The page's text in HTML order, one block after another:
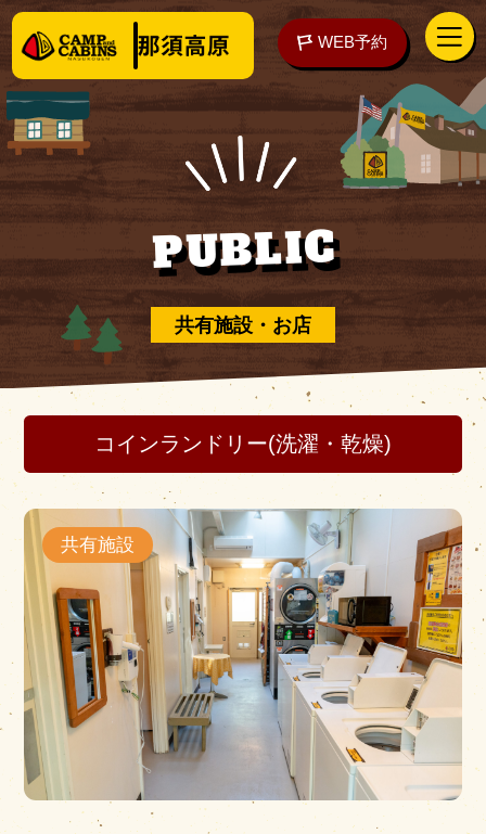
WEB予約
泊まる
楽しむ
ご予約の前に
アクセス WEB予約
営業時間| お知らせ
共有施設・お店
PUBLIC
コインランドリー(洗濯・乾燥)
共有施設